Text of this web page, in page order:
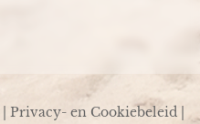
Privacy- en Cookiebeleid